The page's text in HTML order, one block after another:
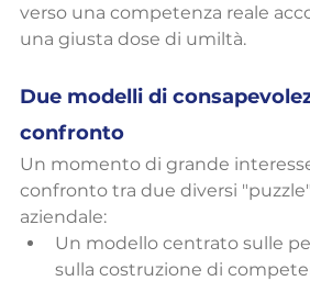
verso una competenza reale
una giusta dose di umiltà.
Due modelli di
confronto
Un momento di grande
confronto tra due diversi
aziendale:
Un modello centrato sulle
sulla costruzione di